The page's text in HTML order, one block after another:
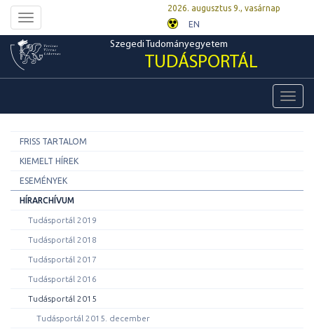
Toggle
navigation
2026. augusztus 9., vasárnap
EN
Szegedi Tudományegyetem
TUDÁSPORTÁL
FRISS TARTALOM
KIEMELT HÍREK
ESEMÉNYEK
HÍRARCHÍVUM
Tudásportál 2019
Tudásportál 2018
Tudásportál 2017
Tudásportál 2016
Tudásportál 2015
Tudásportál 2015. december